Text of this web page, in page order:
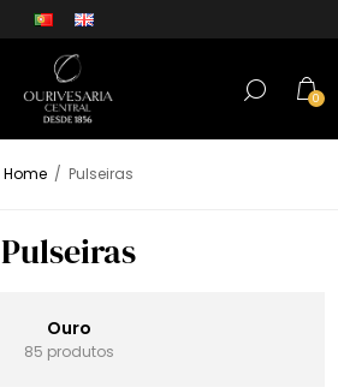
0
Home / Pulseiras
Pulseiras
Ouro
85 produtos